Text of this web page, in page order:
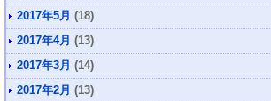
2017年5月 (18)
2017年4月 (13)
2017年3月 (14)
2017年2月 (13)